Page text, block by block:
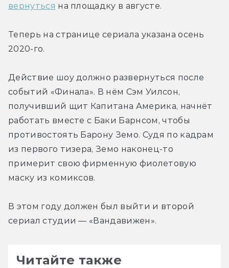
вернуться на площадку в августе.
Теперь на странице сериала указана осень
2020-го.
Действие шоу должно развернуться после
событий «Финала». В нём Сэм Уилсон,
получивший щит Капитана Америка, начнёт
работать вместе с Баки Барнсом, чтобы
противостоять Барону Земо. Судя по кадрам
из первого тизера, Земо наконец-то
примерит свою фирменную фиолетовую
маску из комиксов.
В этом году должен был выйти и второй
сериал студии — «Вандавижен».
Читайте также